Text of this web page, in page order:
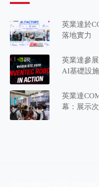
英業達於
落地實力
英業達參
AI基礎設
英業達
幕：展示